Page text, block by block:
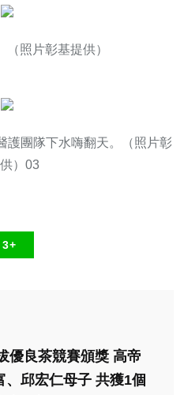
（照片彰基提供）
護團隊下水嗨翻天。（照片彰
）03
3+
優良茶競賽頒獎 高帝
、邱宏仁母子 共獲1個